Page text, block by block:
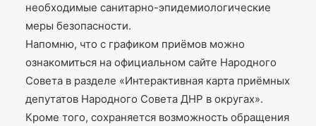
необходимые санитарно-эпидемиологические
меры безопасности.
Напомню, что с графиком приёмов можно
ознакомиться на официальном сайте Народного
Совета в разделе «Интерактивная карта приёмных
депутатов Народного Совета ДНР в округах».
Кроме того, сохраняется возможность обращения